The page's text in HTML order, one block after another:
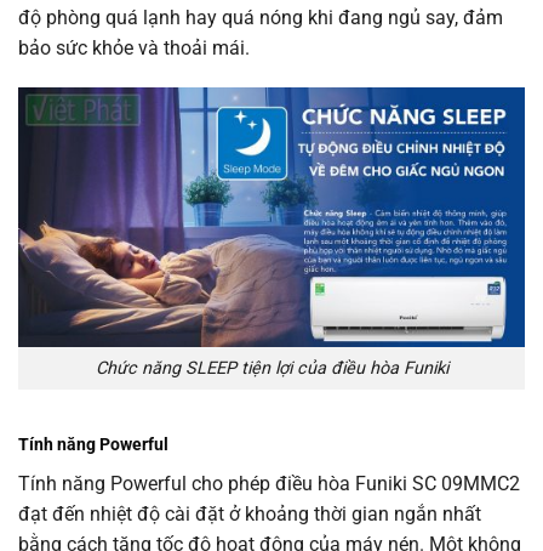
độ phòng quá lạnh hay quá nóng khi đang ngủ say, đảm
bảo sức khỏe và thoải mái.
Chức năng SLEEP tiện lợi của điều hòa Funiki
Tính năng Powerful
Tính năng Powerful cho phép điều hòa Funiki SC 09MMC2
đạt đến nhiệt độ cài đặt ở khoảng thời gian ngắn nhất
bằng cách tăng tốc độ hoạt động của máy nén. Một không